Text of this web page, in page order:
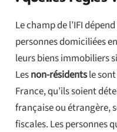
Le champ de l’IFI
personnes domiciliées
leurs biens immobiliers
Lesnon-résidentsle sont
France, qu’ils soient
française ou étrangère,
fiscales. Les personnes